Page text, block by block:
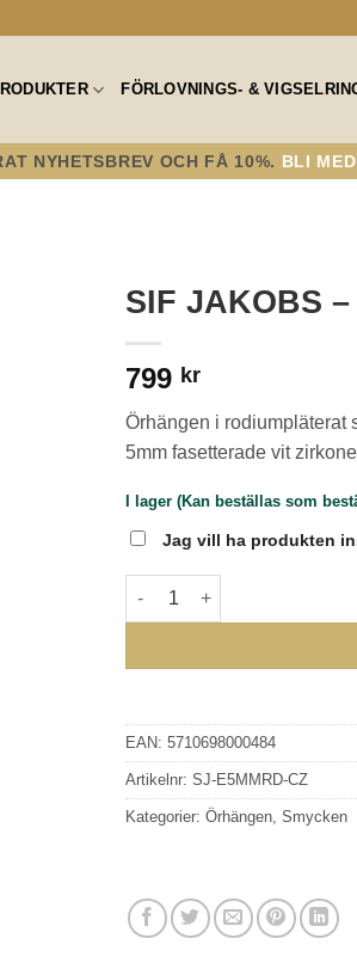
FÖRLOVNINGS- &
NYHETSBREV OCH FÅ 10%. BLI
SIF JAKOBS
799 kr
Örhängen i rodiumpläterat
5mm fasetterade vit
I lager (Kan beställas som
Jag vill ha produkten
SIF JAKOBS - PRINCESS
EAN: 5710698000484
Artikelnr: SJ-E5MMRD-CZ
Kategorier: Örhängen Smycken